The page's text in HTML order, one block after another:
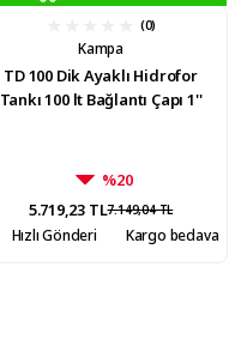
(0)
Kampa
TD 100 Dik Ayaklı Hidrofor
Tankı 100 lt Bağlantı Çapı 1''
%20
5.719,23 TL7.149,04 TL
Hızlı Gönderi Kargo bedava